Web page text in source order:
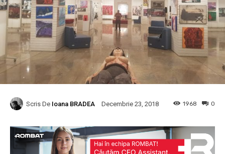
Scris De Ioana BRADEA Decembrie 23, 2018 0
1968